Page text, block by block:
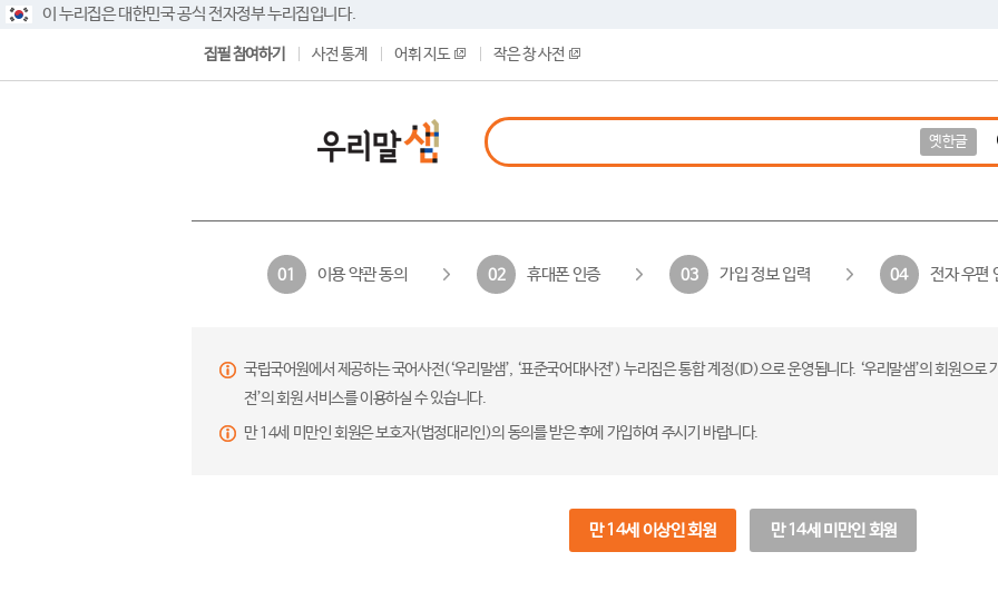
이 누리집은 대한민국 공식 전자정부 누리집입니다.
집필 참여하기 사전 통계 어휘 지도 작은 창 사전
옛한글
01 이용 약관 동의 02 휴대폰 인증 03 가입 정보 입력 04 전자 우편
국립국어원에서 제공하는 국어사전(‘우리말샘’, ‘표준국어대사전’) 누리집은 통합 계정(ID)으로 운영됩니다. ‘우리말샘’의 회원으
전’의 회원 서비스를 이용하실 수 있습니다.
만 14세 미만인 회원은 보호자(법정대리인)의 동의를 받은 후에 가입하여 주시기 바랍니다.
만 14세 이상인 회원 만 14세 미만인 회원